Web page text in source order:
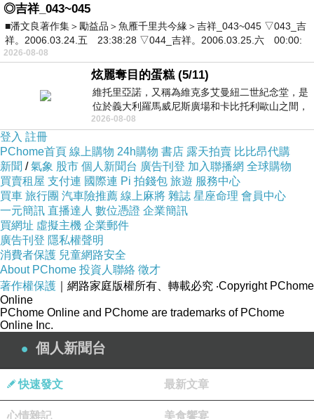
◎吉祥_043~045
■潘文良著作集＞勵益品＞魚雁千里共今緣＞吉祥_043~045 ▽043_吉
祥。2006.03.24.五 23:38:28 ▽044_吉祥。2006.03.25.六 00:00:
2026-08-08
炫麗奪目的蛋糕 (5/11)
維托里亞諾，又稱為維克多艾曼紐二世紀念堂，是
位於義大利羅馬威尼斯廣場和卡比托利歐山之間，
用以紀念統一義大利統一後的的第一位國
2026-08-08
登入 註冊
PChome首頁 線上購物 24h購物 書店 露天拍賣 比比昂代購
新聞 /氣象 股市 個人新聞台 廣告刊登 加入聯播網 全球購物
買賣租屋 支付連 國際連 Pi 拍錢包 旅遊 服務中心
買車 旅行團 汽車險推薦 線上麻將 雜誌 星座命理 會員中心
一元簡訊 直播達人 數位憑證 企業簡訊
買網址 虛擬主機 企業郵件
廣告刊登 隱私權聲明
消費者保護 兒童網路安全
About PChome 投資人聯絡 徵才
著作權保護 ｜網路家庭版權所有、轉載必究 ‧Copyright PChome
Online
PChome Online and PChome are trademarks of PChome
Online Inc.
個人新聞台
快速發文 最新文章
心情雜記 美食饗宴